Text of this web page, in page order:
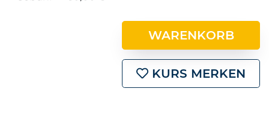
WARENKORB
KURS MERKEN